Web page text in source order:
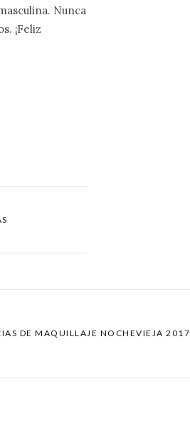
Nunca
¡Feliz
DE MAQUILLAJE NOCHEVIEJA 2017